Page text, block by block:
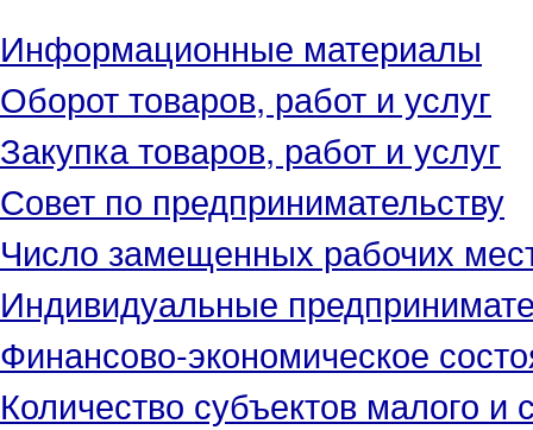
Информационные материалы
Оборот товаров, работ и услуг
Закупка товаров, работ и услуг
Совет по предпринимательству
Число замещенных рабочих
Индивидуальные
Финансово-экономическое
Количество субъектов малого и